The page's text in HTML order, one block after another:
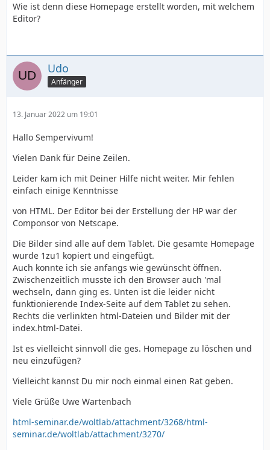
Wie ist denn diese Homepage erstellt worden, mit welchem
Editor?
Udo
Anfänger
13. Januar 2022 um 19:01
Hallo Sempervivum!
Vielen Dank für Deine Zeilen.
Leider kam ich mit Deiner Hilfe nicht weiter. Mir fehlen
einfach einige Kenntnisse
von HTML. Der Editor bei der Erstellung der HP war der
Componsor von Netscape.
Die Bilder sind alle auf dem Tablet. Die gesamte Homepage
wurde 1zu1 kopiert und eingefügt.
Auch konnte ich sie anfangs wie gewünscht öffnen.
Zwischenzeitlich musste ich den Browser auch 'mal
wechseln, dann ging es. Unten ist die leider nicht
funktionierende Index-Seite auf dem Tablet zu sehen.
Rechts die verlinkten html-Dateien und Bilder mit der
index.html-Datei.
Ist es vielleicht sinnvoll die ges. Homepage zu löschen und
neu einzufügen?
Vielleicht kannst Du mir noch einmal einen Rat geben.
Viele Grüße Uwe Wartenbach
html-seminar.de/woltlab/attachment/3268/html-
seminar.de/woltlab/attachment/3270/